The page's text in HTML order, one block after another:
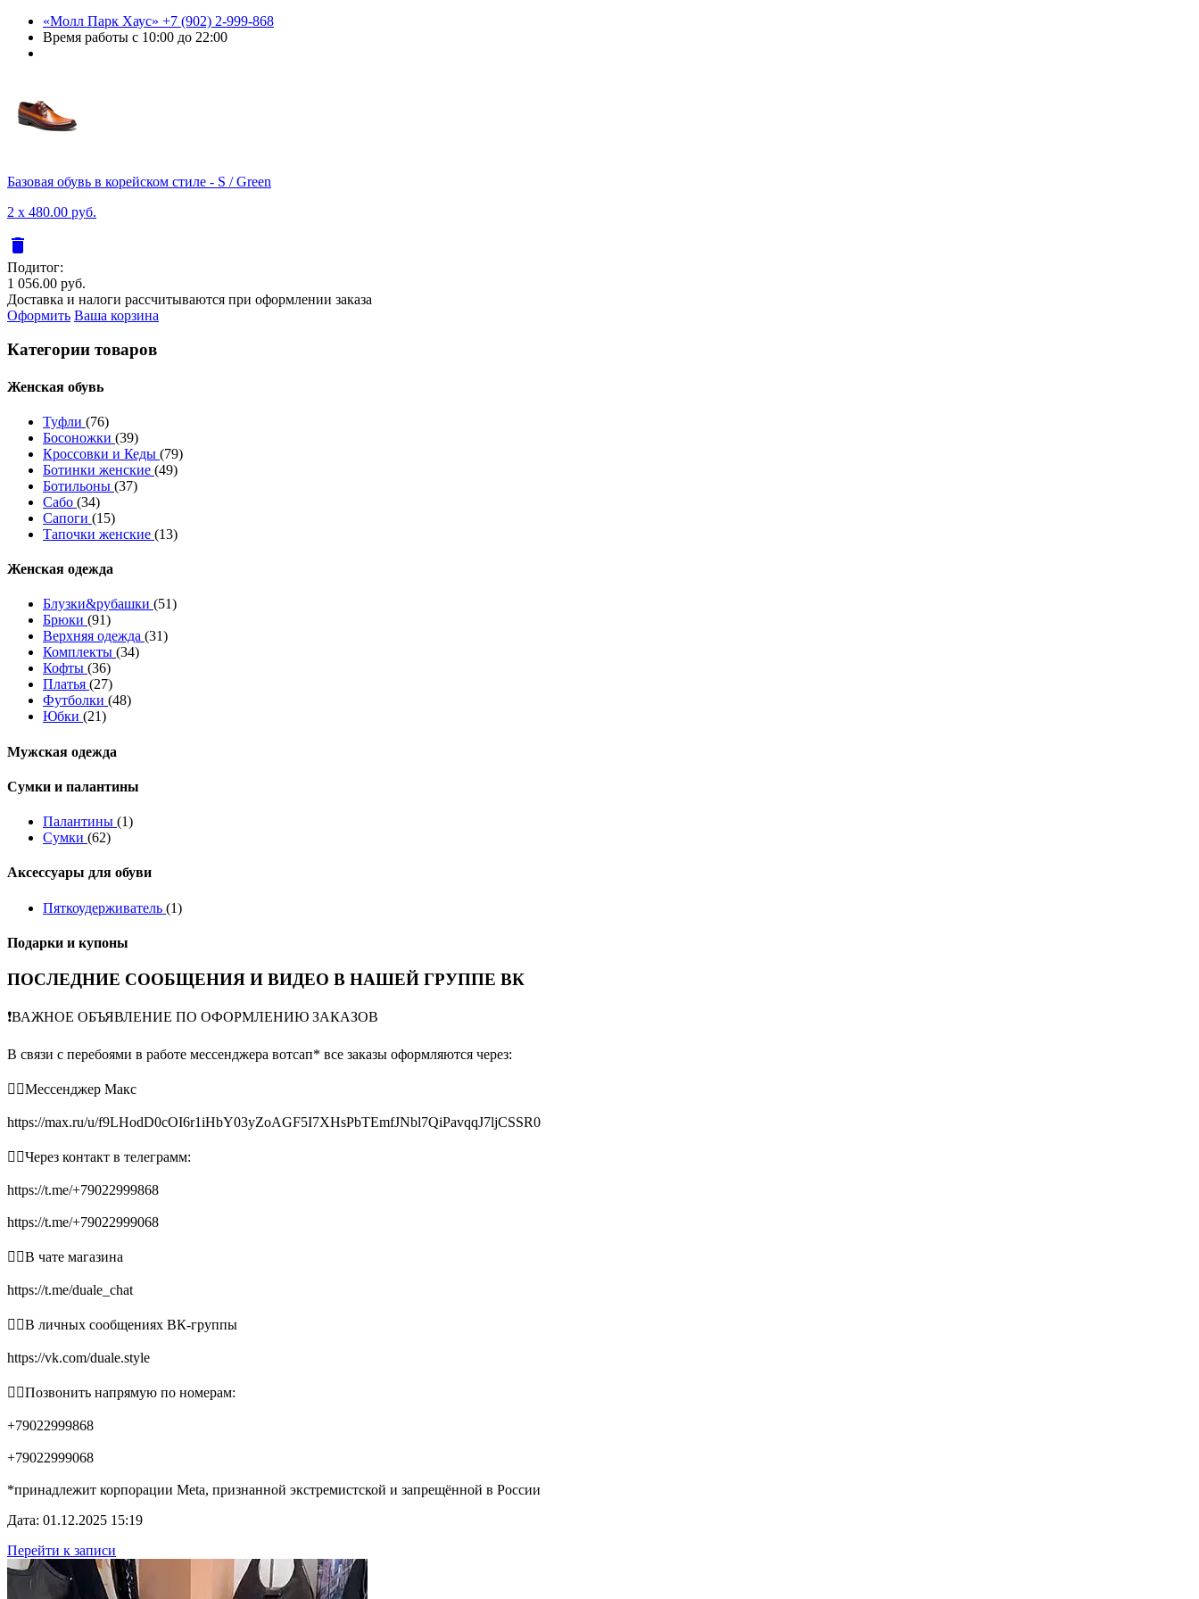
«Молл Парк Хаус» +7 (902) 2-999-868
Время работы с 10:00 до 22:00
Базовая обувь в корейском стиле - S / Green
2 x 480.00 руб.
delete
Подитог:
1 056.00 руб.
Доставка и налоги рассчитываются при оформлении заказа
Оформить Ваша корзина
Категории товаров
Женcкая обувь
Туфли (76)
Босоножки (39)
Кроссовки и Кеды (79)
Ботинки женские (49)
Ботильоны (37)
Сабо (34)
Сапоги (15)
Тапочки женские (13)
Женская одежда
Блузки&рубашки (51)
Брюки (91)
Верхняя одежда (31)
Комплекты (34)
Кофты (36)
Платья (27)
Футболки (48)
Юбки (21)
Мужская одежда
Сумки и палантины
Палантины (1)
Сумки (62)
Аксессуары для обуви
Пяткоудерживатель (1)
Подарки и купоны
ПОСЛЕДНИЕ СООБЩЕНИЯ И ВИДЕО В НАШЕЙ ГРУППЕ ВК
❗️ВАЖНОЕ ОБЪЯВЛЕНИЕ ПО ОФОРМЛЕНИЮ ЗАКАЗОВ
В связи с перебоями в работе мессенджера вотсап* все заказы оформляются через:
👉🏻Мессенджер Макс
https://max.ru/u/f9LHodD0cOI6r1iHbY03yZoAGF5I7XHsPbTEmfJNbl7QiPavqqJ7ljCSSR0
👉🏻Через контакт в телеграмм:
https://t.me/+79022999868
https://t.me/+79022999068
👉🏻В чате магазина
https://t.me/duale_chat
👉🏻В личных сообщениях ВК-группы
https://vk.com/duale.style
👉🏻Позвонить напрямую по номерам:
+79022999868
+79022999068
*принадлежит корпорации Meta, признанной экстремистской и запрещённой в России
Дата: 01.12.2025 15:19
Перейти к записи